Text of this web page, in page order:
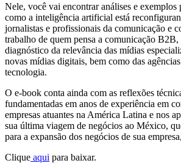
Nele, você vai encontrar análises e exemplos
como a inteligência artificial está
jornalistas e profissionais da comunicação e
trabalho de quem pensa a comunicação B2B,
diagnóstico da relevância das mídias
novas mídias digitais, bem como das
tecnologia.
O e-book conta ainda com as reflexões
fundamentadas em anos de experiência em
empresas atuantes na América Latina e nos
sua última viagem de negócios ao México,
para a expansão dos negócios de sua
Clique aqui para baixar.